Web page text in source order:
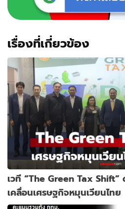
เรื่องที่เกี่ยวข้อง
เวที “The Green Tax Shift”
เคลื่อนเศรษฐกิจหมุนเวียนไทย